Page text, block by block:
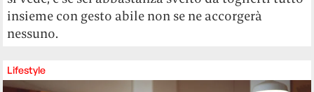
insieme con gesto abile non se ne accorgerà
nessuno.
Lifestyle